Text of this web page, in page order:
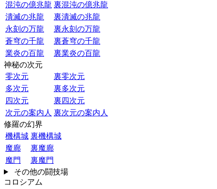
混沌の億兆龍 裏混沌の億兆龍
潰滅の兆龍
裏潰滅の兆龍
永刻の万龍
裏永刻の万龍
蒼穹の千龍
裏蒼穹の千龍
業炎の百龍
裏業炎の百龍
神秘の次元
零次元
裏零次元
多次元
裏多次元
四次元
裏四次元
次元の案内人 裏次元の案内人
修羅の幻界
機構城 裏機構城
魔廊
裏魔廊
魔門
裏魔門
その他の闘技場
コロシアム